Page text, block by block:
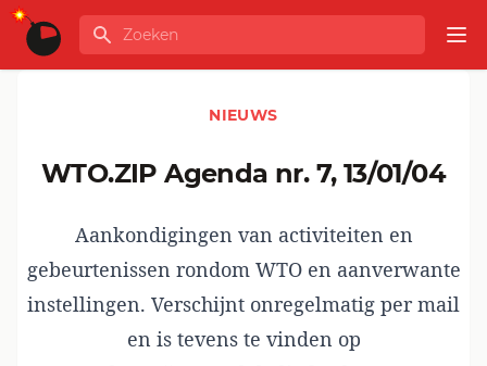
Ga naar de inhoud
GLOBALINFO
Zoeken
NIEUWS
WTO.ZIP Agenda nr. 7, 13/01/04
Aankondigingen van activiteiten en
gebeurtenissen rondom WTO en aanverwante
instellingen. Verschijnt onregelmatig per mail
en is tevens te vinden op